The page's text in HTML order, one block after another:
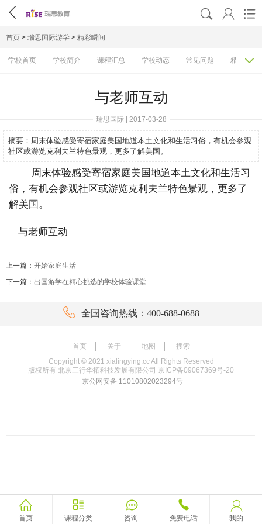
   
首页 > 瑞思国际游学 > 精彩瞬间
学校首页 学校简介 课程汇总 学校动态 常见问题 精彩瞬间

与老师互动
瑞思国际 | 2017-03-28
摘要： 周末体验感受寄宿家庭美国地道本土文化和生活习俗，有机会参观
社区或游览克利夫兰特色景观，更多了解美国。
周末体验感受寄宿家庭美国地道本土文化和生活习
俗，有机会参观社区或游览克利夫兰特色景观，更多了
解美国。
上一篇： 开始家庭生活
下一篇： 出国游学在精心挑选的学校体验课堂
 全国咨询热线：400-688-0688
首页 关于 地图
搜索
Copyright © 2021 xialingying.cc All Rights Reserved
版权所有 北京三行华拓科技发展有限公司 京ICP备09067369号-20
京公网安备 11010802023294号

首页

课程分类

咨询

免费电话

我的